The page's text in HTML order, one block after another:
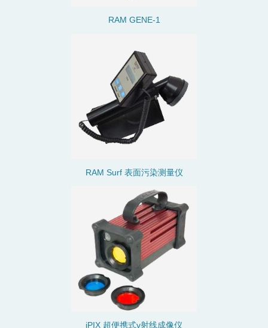
RAM GENE-1
RAM Surf 表面污染测量仪
iPIX 超便携式γ射线成像仪